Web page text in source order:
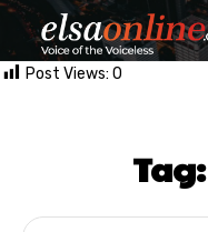
Post Views: 0
Tag: